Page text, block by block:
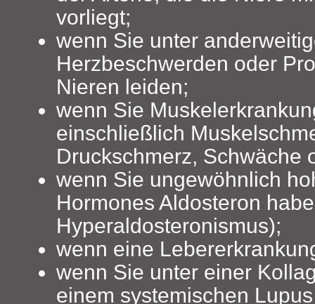
vorliegt;
wenn Sie unter
Herzbeschwerden oder
Nieren leiden;
wenn Sie
einschließlich
Druckschmerz, Schwäche
wenn Sie ungewöhnlich
Hormones Aldosteron
Hyperaldosteronismus);
wenn eine
wenn Sie unter einer
einem systemischen